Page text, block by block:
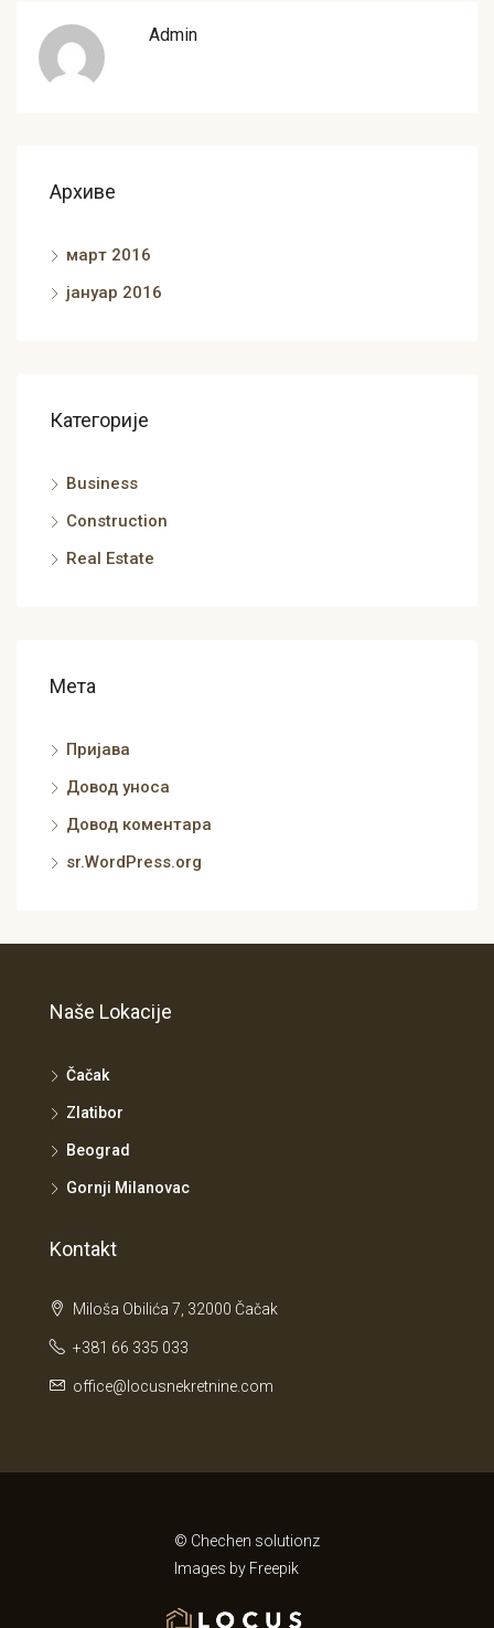
Admin
Архиве
март 2016
јануар 2016
Категорије
Business
Construction
Real Estate
Мета
Пријава
Довод уноса
Довод коментара
sr.WordPress.org
Naše Lokacije
Čačak
Zlatibor
Beograd
Gornji Milanovac
Kontakt
Miloša Obilića 7, 32000 Čačak
+381 66 335 033
office@locusnekretnine.com
© Chechen solutionz
Images by Freepik